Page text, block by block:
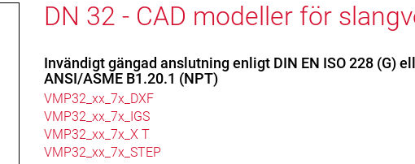
DN 32 - CAD modeller för
Invändigt gängad anslutning enligt DIN EN ISO 228 (G)
ANSI/ASME B1.20.1 (NPT)
VMP32_xx_7x_DXF
VMP32_xx_7x_IGS
VMP32_xx_7x_X T
VMP32_xx_7x_STEP